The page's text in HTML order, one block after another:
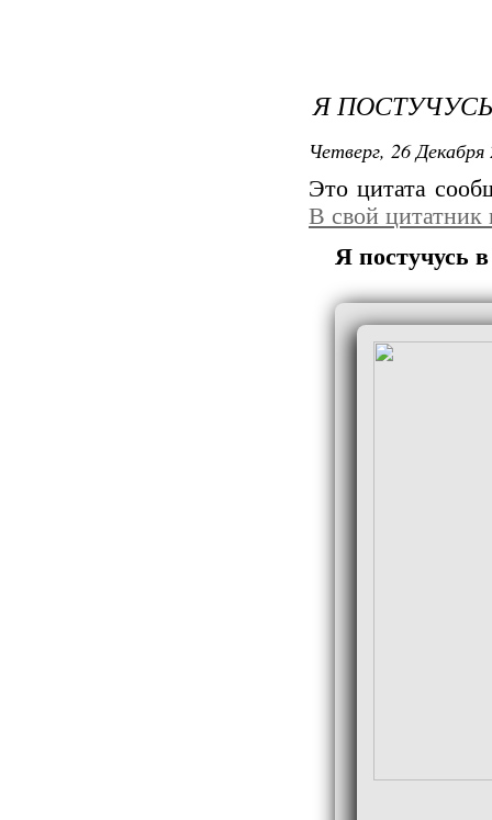
Я
Четверг, 26
Это цитата
В свой цитатник
Я постучусь